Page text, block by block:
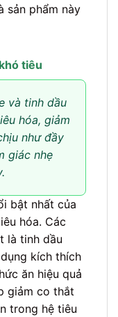
sản phẩm này
tiêu
và tinh dầu
hóa, giảm
như đầy
giác nhẹ
bật nhất của
hóa. Các
là tinh dầu
kích thích
ăn hiệu quả
giảm co thắt
trong hệ tiêu